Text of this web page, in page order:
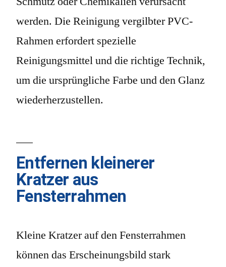
werden. Die Reinigung vergilbter PVC-
Rahmen erfordert spezielle
Reinigungsmittel und die richtige Technik,
um die ursprüngliche Farbe und den Glanz
wiederherzustellen.
Entfernen kleinerer
Kratzer aus
Fensterrahmen
Kleine Kratzer auf den Fensterrahmen
können das Erscheinungsbild stark